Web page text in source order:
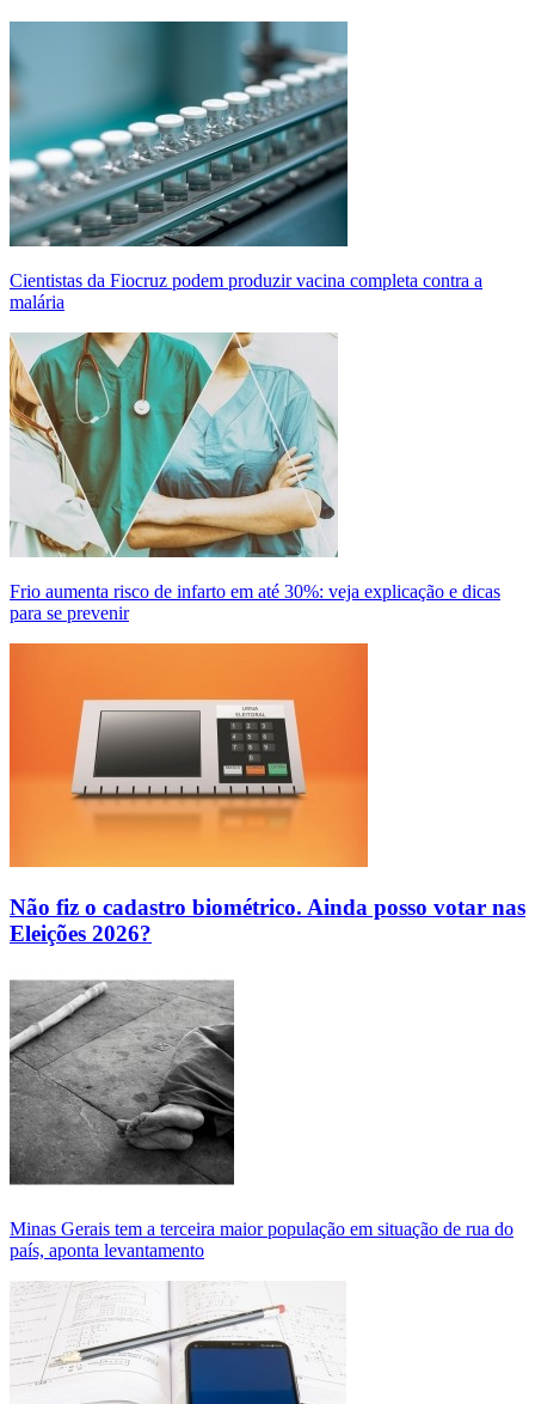
Cientistas da Fiocruz podem produzir vacina completa contra a
malária
Frio aumenta risco de infarto em até 30%: veja explicação e dicas
para se prevenir
Não fiz o cadastro biométrico. Ainda posso votar nas
Eleições 2026?
Minas Gerais tem a terceira maior população em situação de rua do
país, aponta levantamento